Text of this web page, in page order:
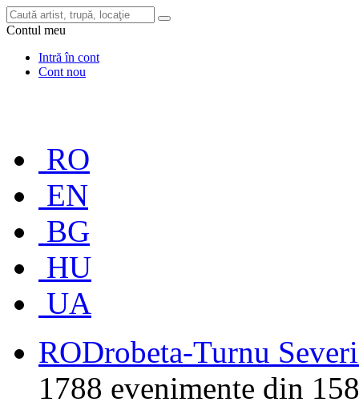
Contul meu
Intră în cont
Cont nou
RO
EN
BG
HU
UA
RODrobeta-Turnu
1788 evenimente din